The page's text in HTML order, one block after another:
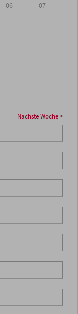
06 07
Nächste Woche >